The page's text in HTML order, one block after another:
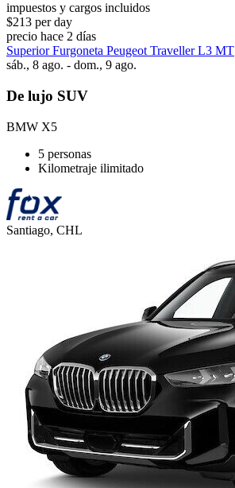
impuestos y cargos incluidos
$213 per day
precio hace 2 días
Superior Furgoneta Peugeot Traveller L3 MT
sáb., 8 ago. - dom., 9 ago.
De lujo SUV
BMW X5
5 personas
Kilometraje ilimitado
Santiago, CHL